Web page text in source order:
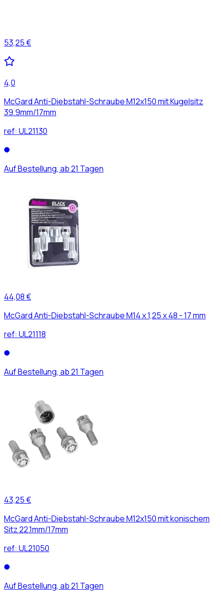
53,25 €
4,0
McGard Anti-Diebstahl-Schraube M12x150 mit Kugelsitz
39.9mm/17mm
ref: UL21130
Auf Bestellung, ab 21 Tagen
44,08 €
McGard Anti-Diebstahl-Schraube M14 x 1,25 x 48 - 17 mm
ref: UL21118
Auf Bestellung, ab 21 Tagen
43,25 €
McGard Anti-Diebstahl-Schraube M12x150 mit konischem
Sitz 22.1mm/17mm
ref: UL21050
Auf Bestellung, ab 21 Tagen